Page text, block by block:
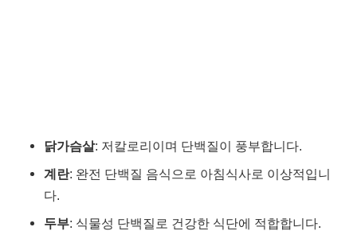
닭가슴살: 저칼로리이며 단백질이 풍부합니다.
계란: 완전 단백질 음식으로 아침식사로 이상적입니
다.
두부: 식물성 단백질로 건강한 식단에 적합합니다.